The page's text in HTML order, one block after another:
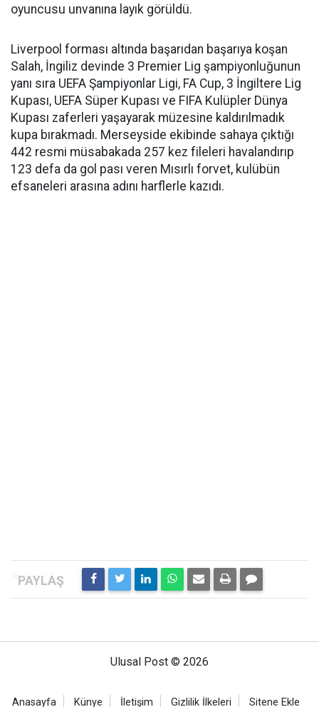
oyuncusu unvanına layık görüldü.
Liverpool forması altında başarıdan başarıya koşan
Salah, İngiliz devinde 3 Premier Lig şampiyonluğunun
yanı sıra UEFA Şampiyonlar Ligi, FA Cup, 3 İngiltere Lig
Kupası, UEFA Süper Kupası ve FIFA Kulüpler Dünya
Kupası zaferleri yaşayarak müzesine kaldırılmadık
kupa bırakmadı. Merseyside ekibinde sahaya çıktığı
442 resmi müsabakada 257 kez fileleri havalandırıp
123 defa da gol pası veren Mısırlı forvet, kulübün
efsaneleri arasına adını harflerle kazıdı.
Ulusal Post © 2026
Anasayfa Künye İletişim Gizlilik İlkeleri Sitene Ekle